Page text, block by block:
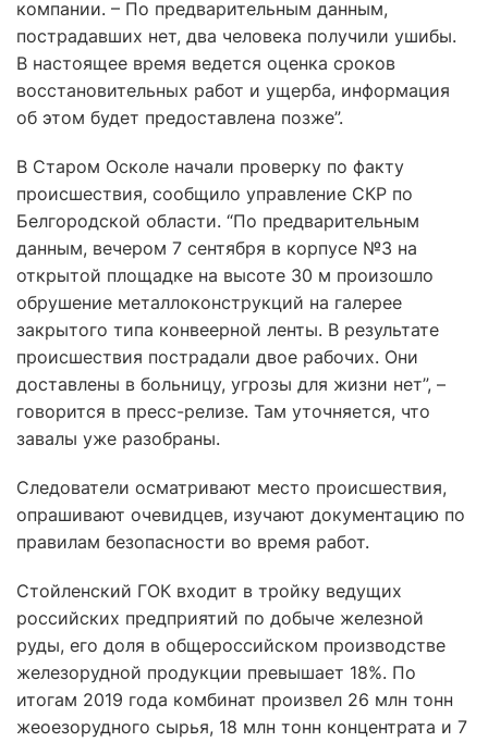
компании. – По предварительным данным,
пострадавших нет, два человека получили ушибы.
В настоящее время ведется оценка сроков
восстановительных работ и ущерба, информация
об этом будет предоставлена позже”.
В Старом Осколе начали проверку по факту
происшествия, сообщило управление СКР по
Белгородской области. “По предварительным
данным, вечером 7 сентября в корпусе №3 на
открытой площадке на высоте 30 м произошло
обрушение металлоконструкций на галерее
закрытого типа конвеерной ленты. В результате
происшествия пострадали двое рабочих. Они
доставлены в больницу, угрозы для жизни нет”, –
говорится в пресс-релизе. Там уточняется, что
завалы уже разобраны.
Следователи осматривают место происшествия,
опрашивают очевидцев, изучают документацию по
правилам безопасности во время работ.
Стойленский ГОК входит в тройку ведущих
российских предприятий по добыче железной
руды, его доля в общероссийском производстве
железорудной продукции превышает 18%. По
итогам 2019 года комбинат произвел 26 млн тонн
жеоезорудного сырья, 18 млн тонн концентрата и 7